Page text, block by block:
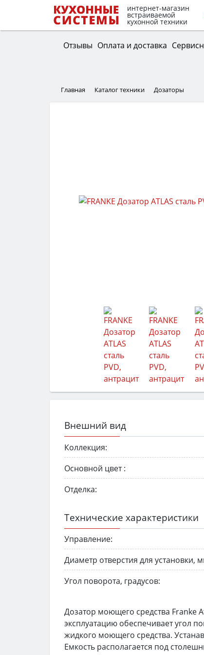
интернет-магазин
встраиваемой
кухонной техники
Отзывы Оплата и доставка
Главная Каталог техники Дозаторы
Внешний вид
Коллекция:
Основной цвет :
Отделка:
Технические характеристики
Управление:
Диаметр отверстия для установки,
Угол поворота, градусов:
Дозатор моющего средства
эксплуатацию обеспечивает угол
жидкого моющего средства.
Емкость располагается под